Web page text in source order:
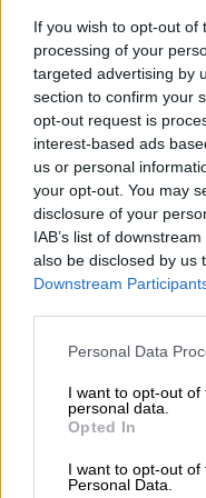
If you wish to opt-out of
processing of your
targeted advertising by
section to confirm your
opt-out request is
interest-based ads
us or personal
your opt-out. You may
disclosure of your
IAB’s list of
also be disclosed by us
Downstream
Please note that this
not limited to your visit
grant or deny consent
use your data for
consent section.
Personal Data
I want to opt-out
personal data.
Opted In
I want to opt-out of
Personal Data.
Οι τελευταίες
ουκρανικά
Πετρούπολης
ξεκινούσε το
του Πούτιν. Το
έχει στόχο την
επενδύσεων στη
χιλιάδες
It is time to
ruler wants
aggression